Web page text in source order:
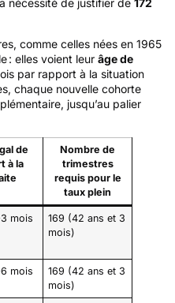
comme celles nées en 1965
: elles voient leur âge de
par rapport à la situation
chaque nouvelle cohorte
jusqu’au palier
de
à la
Nombre de
trimestres
requis pour le
taux plein
mois
169 (42 ans et 3
mois)
mois
169 (42 ans et 3
mois)